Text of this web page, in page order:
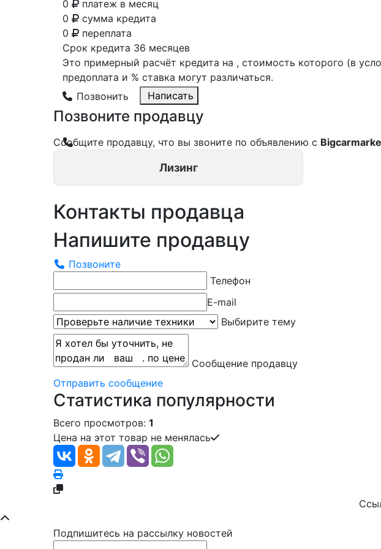
0
платеж в месяц
0
сумма кредита
0
переплата
Срок кредита 36 месяцев
Это примерный расчёт кредита на , стоимость которого (в
предоплата и % ставка могут различаться.
Позвонить
Написать
Позвоните продавцу
Сообщите продавцу, что вы звоните по объявлению с
Лизинг
Контакты продавца
Напишите продавцу
Позвоните
Телефон
E-mail
Выбирите тему
Сообщение продавцу
Отправить сообщение
Статистика популярности
Всего просмотров: 1
Цена на этот товар не менялась
Подпишитесь на рассылку новостей